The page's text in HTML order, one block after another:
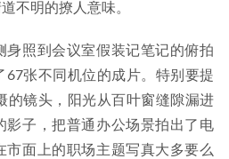
不明的撩人意味。
身照到会议室假装记笔记的俯拍
67张不同机位的成片。特别要提
的镜头，阳光从百叶窗缝隙漏进
影子，把普通办公场景拍出了电
市面上的职场主题写真大多要么